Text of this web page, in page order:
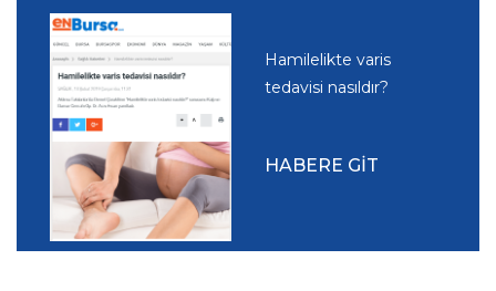
Hamilelikte varis
tedavisi nasıldır?
HABERE GİT